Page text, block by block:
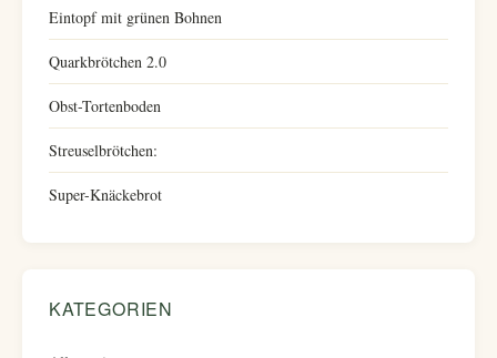
Eintopf mit grünen Bohnen
Quarkbrötchen 2.0
Obst-Tortenboden
Streuselbrötchen:
Super-Knäckebrot
KATEGORIEN